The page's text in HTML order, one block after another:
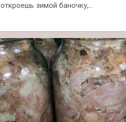
откроешь зимой баночку,…